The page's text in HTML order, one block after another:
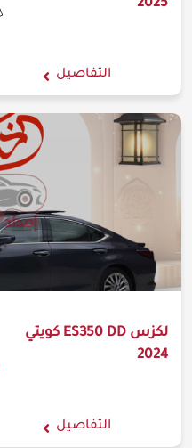
2025
التفاصيل
لكزس ES350 DD كويتي
2024
التفاصيل